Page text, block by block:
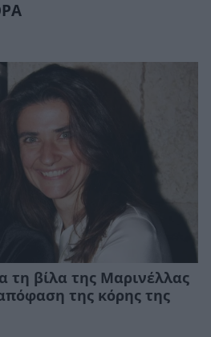
τη βίλα της Μαρινέλλας
της κόρης της